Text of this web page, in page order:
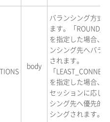
body
バランシング方式
ます。「
を指定した場合、
ンシング先へバラ
されます。
「
を指定した場合、
セッションに応じ
シング先へ優先的
シングされます。